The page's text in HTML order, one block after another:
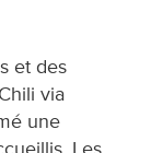
et des
via
une